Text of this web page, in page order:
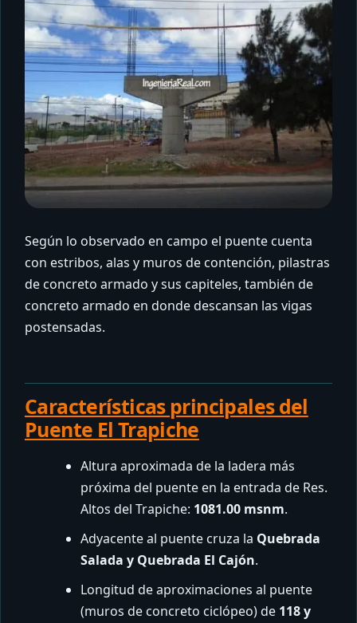
Según lo observado en campo el puente cuenta
con estribos, alas y muros de contención, pilastras
de concreto armado y sus capiteles, también de
concreto armado en donde descansan las vigas
postensadas.
Características principales del
Puente El Trapiche
Altura aproximada de la ladera más
próxima del puente en la entrada de Res.
Altos del Trapiche: 1081.00 msnm.
Adyacente al puente cruza la Quebrada
Salada y Quebrada El Cajón.
Longitud de aproximaciones al puente
(muros de concreto ciclópeo) de 118 y